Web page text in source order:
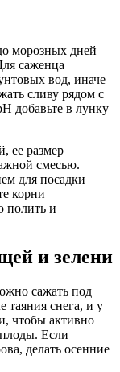
морозных дней
саженца
вод, иначе
сливу рядом с
добавьте в лунку
ее размер
смесью.
для посадки
корни
полить и
и зелени
сажать под
таяния снега, и у
чтобы активно
Если
делать осенние